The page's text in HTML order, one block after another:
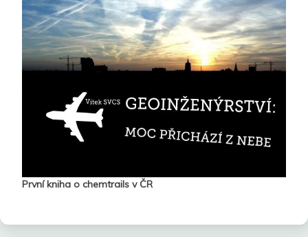
První kniha o chemtrails v ČR